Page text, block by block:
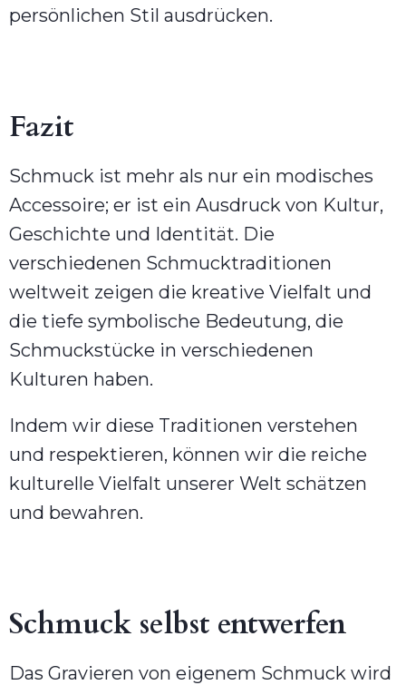
persönlichen Stil ausdrücken.
Fazit
Schmuck ist mehr als nur ein modisches
Accessoire; er ist ein Ausdruck von Kultur,
Geschichte und Identität. Die
verschiedenen Schmucktraditionen
weltweit zeigen die kreative Vielfalt und
die tiefe symbolische Bedeutung, die
Schmuckstücke in verschiedenen
Kulturen haben.
Indem wir diese Traditionen verstehen
und respektieren, können wir die reiche
kulturelle Vielfalt unserer Welt schätzen
und bewahren.
Schmuck selbst entwerfen
Das Gravieren von eigenem Schmuck wird